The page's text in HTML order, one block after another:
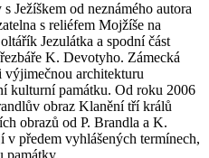
Ježíškem od neznámého autora
s reliéfem Mojžíše na
Jezulátka a spodní část
K. Devotyho. Zámecká
výjimečnou architekturu
kulturní památku. Od roku 2006
obraz Klanění tří králů
obrazů od P. Brandla a K.
předem vyhlášených termínech,
památky.